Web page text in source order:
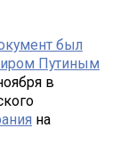
был
Путиным
в
на